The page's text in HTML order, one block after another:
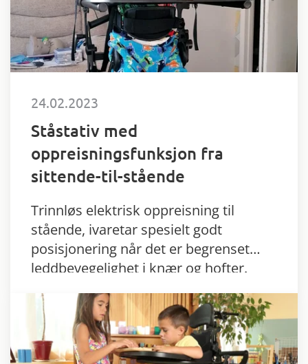
24.02.2023
Ståstativ med
oppreisningsfunksjon fra
sittende-til-stående
Trinnløs elektrisk oppreisning til
stående, ivaretar spesielt godt
posisjonering når det er begrenset
leddbevegelighet i knær og hofter.